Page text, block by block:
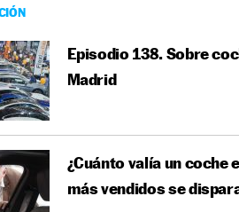
Episodio 138. Sobre
Madrid
¿Cuánto valía un coche
más vendidos se